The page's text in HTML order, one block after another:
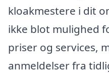
kloakmestere i dit
ikke blot mulighed
priser og services,
anmeldelser fra